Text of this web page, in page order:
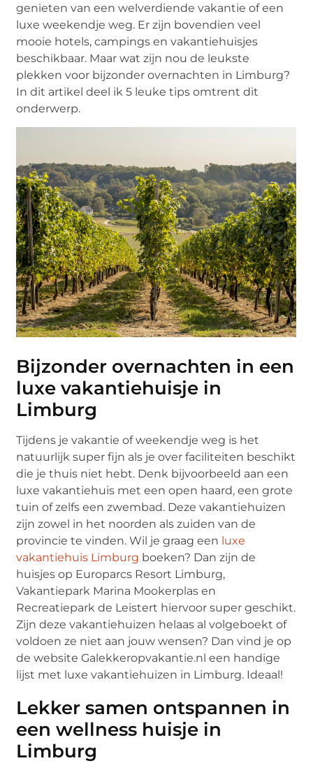
genieten van een welverdiende vakantie of een
luxe weekendje weg. Er zijn bovendien veel
mooie hotels, campings en vakantiehuisjes
beschikbaar. Maar wat zijn nou de leukste
plekken voor bijzonder overnachten in Limburg?
In dit artikel deel ik 5 leuke tips omtrent dit
onderwerp.
Bijzonder overnachten in een
luxe vakantiehuisje in
Limburg
Tijdens je vakantie of weekendje weg is het
natuurlijk super fijn als je over faciliteiten beschikt
die je thuis niet hebt. Denk bijvoorbeeld aan een
luxe vakantiehuis met een open haard, een grote
tuin of zelfs een zwembad. Deze vakantiehuizen
zijn zowel in het noorden als zuiden van de
provincie te vinden. Wil je graag een luxe
vakantiehuis Limburg boeken? Dan zijn de
huisjes op Europarcs Resort Limburg,
Vakantiepark Marina Mookerplas en
Recreatiepark de Leistert hiervoor super geschikt.
Zijn deze vakantiehuizen helaas al volgeboekt of
voldoen ze niet aan jouw wensen? Dan vind je op
de website Galekkeropvakantie.nl een handige
lijst met luxe vakantiehuizen in Limburg. Ideaal!
Lekker samen ontspannen in
een wellness huisje in
Limburg